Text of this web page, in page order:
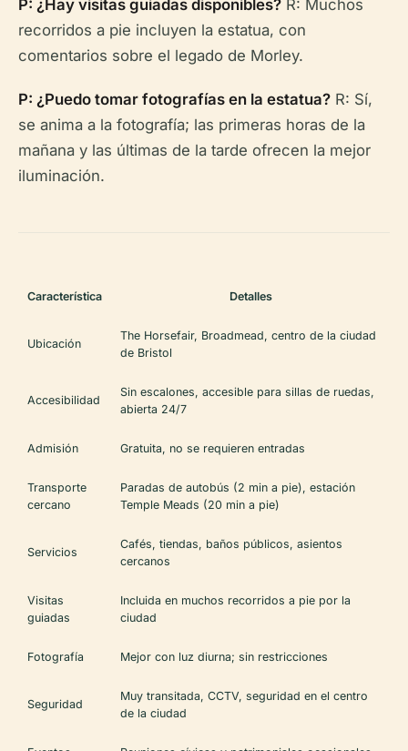
P: ¿Hay visitas guiadas disponibles? R: Muchos
recorridos a pie incluyen la estatua, con
comentarios sobre el legado de Morley.
P: ¿Puedo tomar fotografías en la estatua? R: Sí,
se anima a la fotografía; las primeras horas de la
mañana y las últimas de la tarde ofrecen la mejor
iluminación.
Característica Detalles
Ubicación
The Horsefair, Broadmead, centro de la ciudad
de Bristol
Accesibilidad
Sin escalones, accesible para sillas de ruedas,
abierta 24/7
Admisión Gratuita, no se requieren entradas
Transporte
cercano
Paradas de autobús (2 min a pie), estación
Temple Meads (20 min a pie)
Servicios
Cafés, tiendas, baños públicos, asientos
cercanos
Visitas
guiadas
Incluida en muchos recorridos a pie por la
ciudad
Fotografía Mejor con luz diurna; sin restricciones
Seguridad
Muy transitada, CCTV, seguridad en el centro
de la ciudad